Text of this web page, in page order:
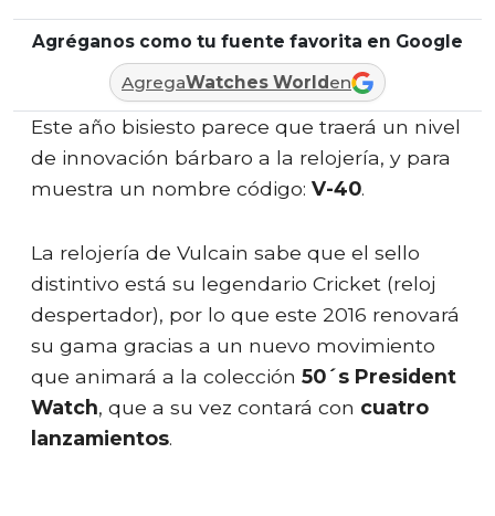
Agréganos como tu fuente favorita en Google
AgregaWatches Worlden
Este año bisiesto parece que traerá un nivel
de innovación bárbaro a la relojería, y para
muestra un nombre código: V-40.
La relojería de Vulcain sabe que el sello
distintivo está su legendario Cricket (reloj
despertador), por lo que este 2016 renovará
su gama gracias a un nuevo movimiento
que animará a la colección 50´s President
Watch, que a su vez contará con cuatro
lanzamientos.